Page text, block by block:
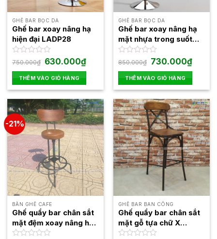
có
thể
được
chọn
trên
phẩm
GHẾ BAR BỌC DA
Ghế bar xoay nâng hạ
hiện đại LADP28
Được
hạng
0
5
sao
750.000₫ Giá
gốc
là:
750.000₫.
630.000₫Giá
hiện
tại
là:
630.000₫.
THÊM VÀO GIỎ HÀNG
GHẾ BAR BỌC DA
Ghế bar xoay nâng hạ
mặt nhựa trong suốt
LADP22
Được
hạng
0
5
sao
850.000₫ Giá
gốc
là:
850.000₫.
730.000₫Giá
hiện
tại
là:
THÊM VÀO GIỎ HÀNG
-21%
BÀN GHẾ CAFE
Ghế quầy bar chân sắt
mặt đệm xoay nâng hạ
LAB4018
GHẾ BAR BAN CÔNG
Ghế quầy bar chân sắt
mặt gỗ tựa chữ X
LAB4001